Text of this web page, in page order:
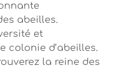
abeilles.
et
colonie d’abeilles.
la reine des